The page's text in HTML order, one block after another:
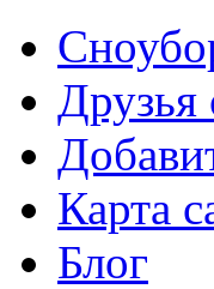
Друзья
Карта
Блог